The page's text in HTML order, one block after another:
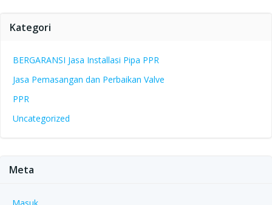
Kategori
BERGARANSI Jasa Installasi Pipa PPR
Jasa Pemasangan dan Perbaikan Valve
PPR
Uncategorized
Meta